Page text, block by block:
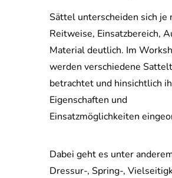
Sättel unterscheiden sich je
Reitweise, Einsatzbereich,
Material deutlich. Im
werden verschiedene
betrachtet und hinsichtlich
Eigenschaften und
Einsatzmöglichkeiten
Dabei geht es unter
Dressur-, Spring-,